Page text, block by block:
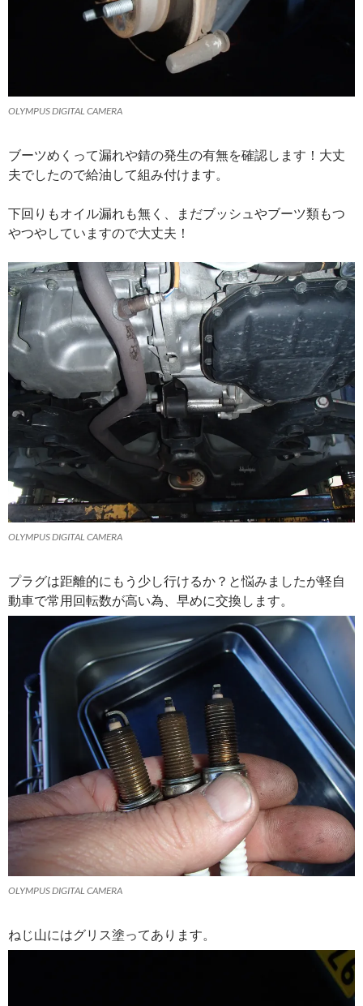
OLYMPUS DIGITAL CAMERA
ブーツめくって漏れや錆の発生の有無を確認します！大丈
夫でしたので給油して組み付けます。
下回りもオイル漏れも無く、まだブッシュやブーツ類もつ
やつやしていますので大丈夫！
OLYMPUS DIGITAL CAMERA
プラグは距離的にもう少し行けるか？と悩みましたが軽自
動車で常用回転数が高い為、早めに交換します。
OLYMPUS DIGITAL CAMERA
ねじ山にはグリス塗ってあります。